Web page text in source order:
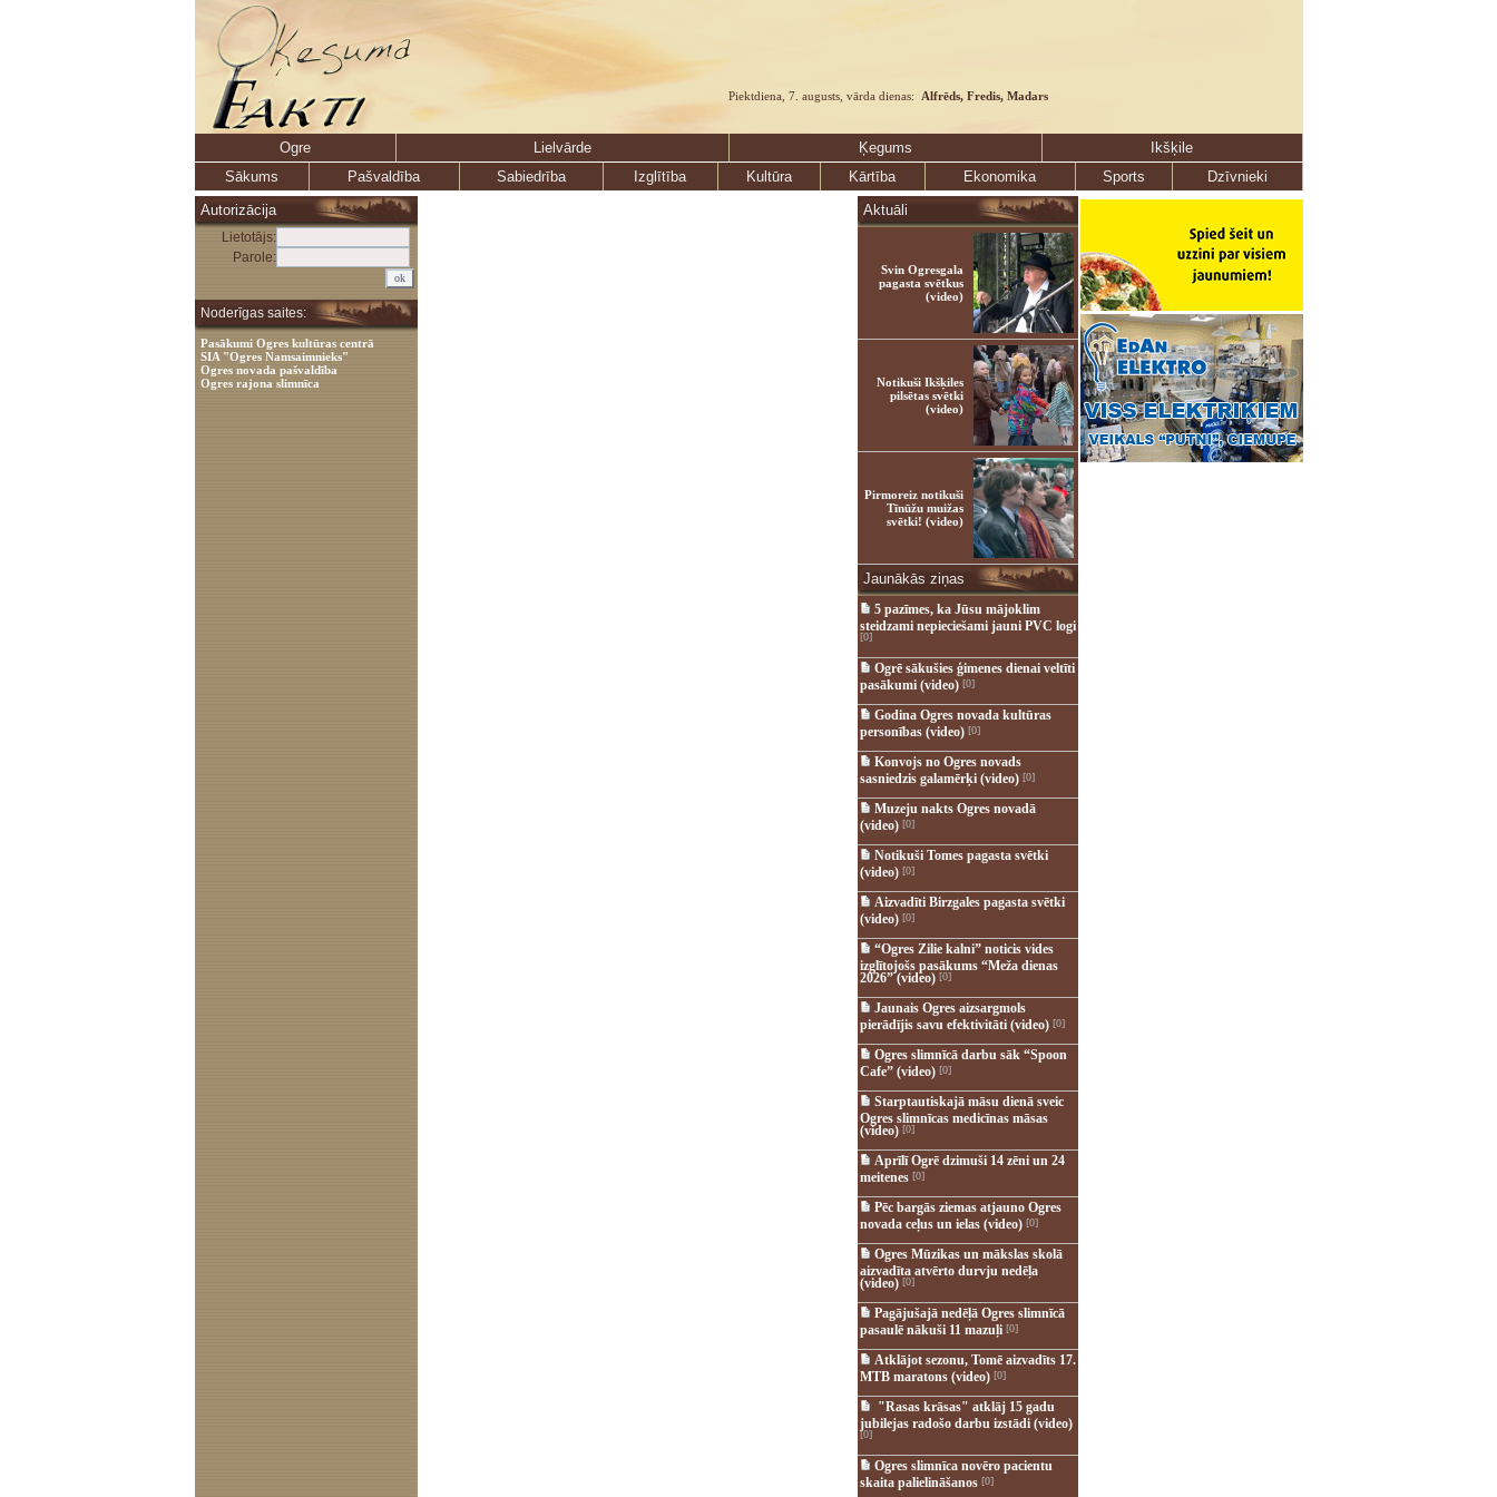
Piektdiena, 7. augusts, vārda dienas: Alfrēds, Fredis, Madars
Ogre Lielvārde Ķegums
Ikšķile
Sākums
Pašvaldība Sabiedrība Izglītība Kultūra Kārtība Ekonomika Sports
Dzīvnieki
Autorizācija
Lietotājs:
Parole:
Noderīgas saites:
Pasākumi Ogres kultūras centrā
SIA "Ogres Namsaimnieks"
Ogres novada pašvaldība
Ogres rajona slimnīca
Aktuāli
Svin Ogresgala
pagasta svētkus
(video)
Notikuši Ikšķiles
pilsētas svētki
(video)
Pirmoreiz notikuši
Tīnūžu muižas
svētki! (video)
Jaunākās ziņas
5 pazīmes, ka Jūsu mājoklim
steidzami nepieciešami jauni PVC logi
[0]
Ogrē sākušies ģimenes dienai veltīti
pasākumi (video)[0]
Godina Ogres novada kultūras
personības (video)[0]
Konvojs no Ogres novads
sasniedzis galamērķi (video)[0]
Muzeju nakts Ogres novadā
(video)[0]
Notikuši Tomes pagasta svētki
(video)[0]
Aizvadīti Birzgales pagasta svētki
(video)[0]
“Ogres Zilie kalni” noticis vides
izglītojošs pasākums “Meža dienas
2026” (video)[0]
Jaunais Ogres aizsargmols
pierādījis savu efektivitāti (video)[0]
Ogres slimnīcā darbu sāk “Spoon
Cafe” (video)[0]
Starptautiskajā māsu dienā sveic
Ogres slimnīcas medicīnas māsas
(video)[0]
Aprīlī Ogrē dzimuši 14 zēni un 24
meitenes [0]
Pēc bargās ziemas atjauno Ogres
novada ceļus un ielas (video)[0]
Ogres Mūzikas un mākslas skolā
aizvadīta atvērto durvju nedēļa
(video)[0]
Pagājušajā nedēļā Ogres slimnīcā
pasaulē nākuši 11 mazuļi[0]
Atklājot sezonu, Tomē aizvadīts 17.
MTB maratons (video)[0]
"Rasas krāsas" atklāj 15 gadu
jubilejas radošo darbu izstādi (video)
[0]
Ogres slimnīca novēro pacientu
skaita palielināšanos [0]